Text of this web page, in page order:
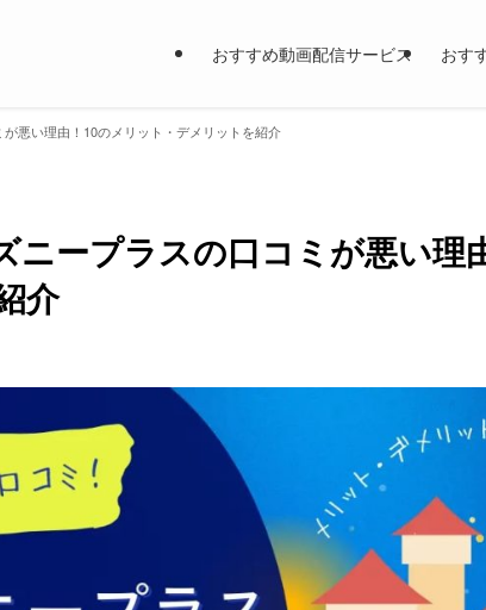
おすすめ動画配信サービス おす
が悪い理由！10のメリット・デメリットを紹介
ニープラスの口コミが悪い理
介